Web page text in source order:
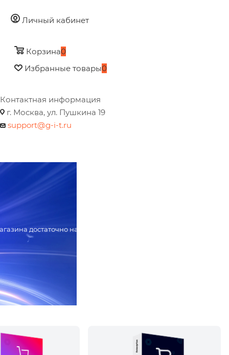
Личный кабинет
Корзина0
Избранные товары0
Контактная информация
г. Москва, ул. Пушкина 19
support@g-i-t.ru
достаточно наполнить проект контентом